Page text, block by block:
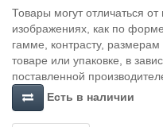
Товары могут отличаться
изображениях, как по
гамме, контрасту,
товаре или упаковке, в
поставленной
Есть в наличии